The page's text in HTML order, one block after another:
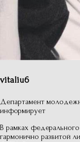
vitaliu6
Департамент
информирует
В рамках
гармонично развитой